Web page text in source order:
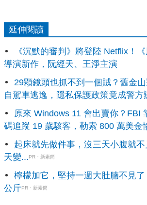
延伸閱讀
《沉默的審判》將登陸 Netflix！《
導演新作，阮經天、王淨主演
29顆鏡頭也抓不到一個賊？舊金
自駕車逃逸，隱私保護政策竟成警方
原來 Windows 11 會出賣你？FBI
碼追蹤 19 歲駭客，勒索 800 萬美金
起床就先做件事，沒三天小腹就
天變...PR・新素簡
檸檬加它，堅持一週大肚腩不見
公斤PR・新素簡